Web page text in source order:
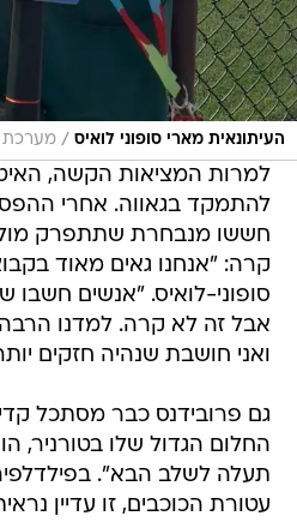
העיתונאית מארי סופוני לואיס / מערכת
למרות המציאות הקשה,
להתמקד בגאווה. אחרי
חששו מנבחרת שתתפרק מול
קרה: "אנחנו גאים מאוד
סופוני-לואיס. "אנשים חשבו
אבל זה לא קרה. למדנו
ואני חושבת שנהיה חזקים
גם פרובידנס כבר מסתכל
החלום הגדול שלו בטורניר,
תעלה לשלב הבא".
עטורת הכוכבים, זו עדיין